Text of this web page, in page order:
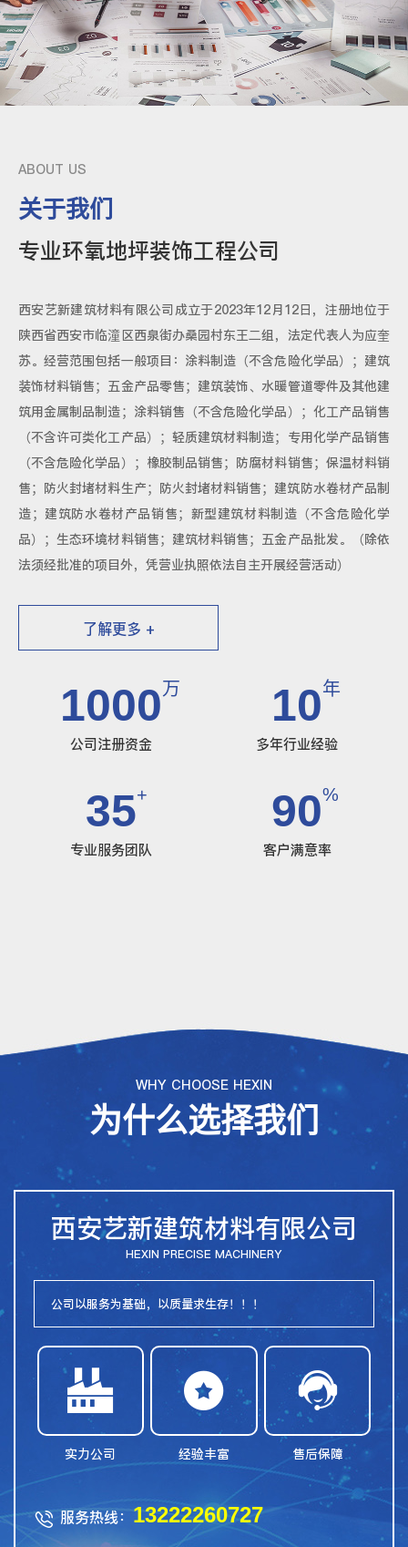
ABOUT US
关于我们
专业环氧地坪装饰工程公司
西安艺新建筑材料有限公司成立于2023年12月12日，注册地位于
陕西省西安市临潼区西泉街办桑园村东王二组，法定代表人为应奎
苏。经营范围包括一般项目：涂料制造（不含危险化学品）；建筑
装饰材料销售；五金产品零售；建筑装饰、水暖管道零件及其他建
筑用金属制品制造；涂料销售（不含危险化学品）；化工产品销售
（不含许可类化工产品）；轻质建筑材料制造；专用化学产品销售
（不含危险化学品）；橡胶制品销售；防腐材料销售；保温材料销
售；防火封堵材料生产；防火封堵材料销售；建筑防水卷材产品制
造；建筑防水卷材产品销售；新型建筑材料制造（不含危险化学
品）；生态环境材料销售；建筑材料销售；五金产品批发。（除依
法须经批准的项目外，凭营业执照依法自主开展经营活动）
了解更多 +
1000万
公司注册资金
10年
多年行业经验
35+
专业服务团队
90%
客户满意率
WHY CHOOSE HEXIN
为什么选择我们
西安艺新建筑材料有限公司
HEXIN PRECISE MACHINERY
公司以服务为基础，以质量求生存！！！

实力公司

经验丰富

售后保障
 服务热线： 13222260727